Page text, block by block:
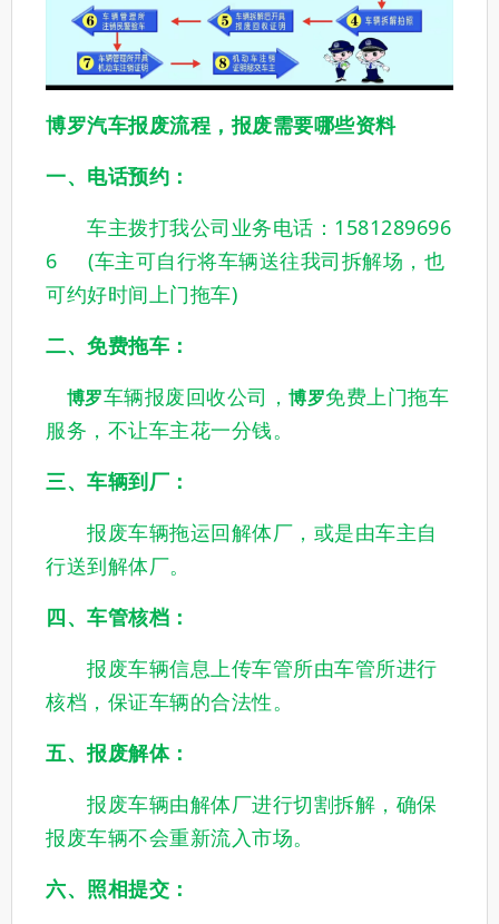
博罗汽车报废流程，报废需要哪些资料
一、电话预约：
车主拨打我公司业务电话：1581289696
6 (车主可自行将车辆送往我司拆解场，也
可约好时间上门拖车)
二、免费拖车：
博罗车辆报废回收公司， 博罗免费上门拖车
服务，不让车主花一分钱。
三、车辆到厂：
报废车辆拖运回解体厂，或是由车主自
行送到解体厂。
四、车管核档：
报废车辆信息上传车管所由车管所进行
核档，保证车辆的合法性。
五、报废解体：
报废车辆由解体厂进行切割拆解，确保
报废车辆不会重新流入市场。
六、照相提交：